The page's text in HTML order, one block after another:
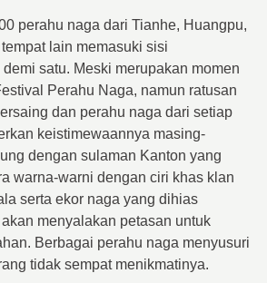
perahu naga dari Tianhe, Huangpu,
lain memasuki sisi
satu. Meski merupakan momen
Perahu Naga, namun ratusan
dan perahu naga dari setiap
keistimewaannya masing-
dengan sulaman Kanton yang
warna-warni dengan ciri khas klan
serta ekor naga yang dihias
menyalakan petasan untuk
Berbagai perahu naga menyusuri
tidak sempat menikmatinya.